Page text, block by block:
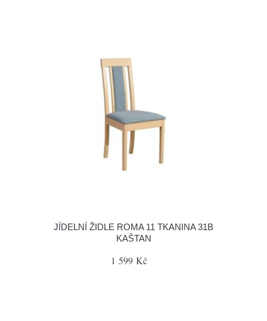
JÍDELNÍ ŽIDLE ROMA 11 TKANINA 31B
KAŠTAN
1 599 Kč